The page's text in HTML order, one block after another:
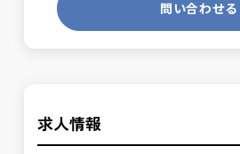
・関係機関・住民・行政との合意
の価値を最大限に発揮できます。
事です。
長期的にお仕事が出来る方を募
職場環境
✅「仕事のやりがい」と「賃金
問い合わせる
求人情報